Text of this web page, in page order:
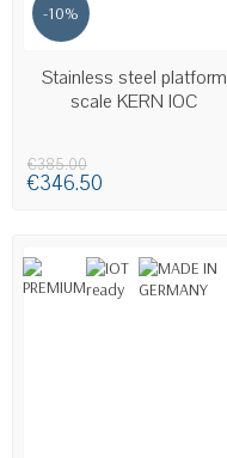
-10%
AVAILABLE
Stainless steel platform
scale KERN IOC
€385.00
€346.50